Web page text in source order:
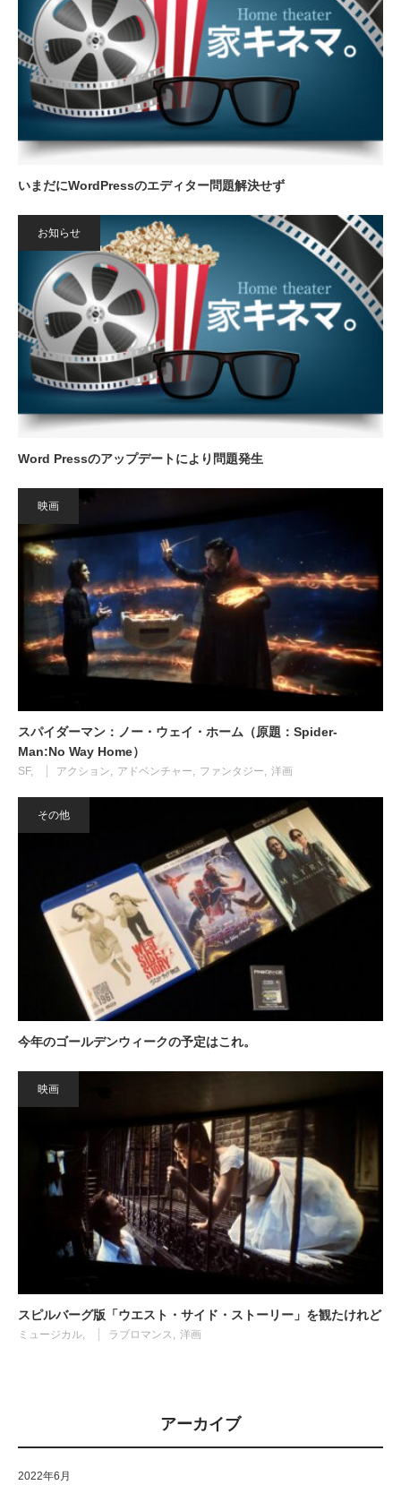
いまだにWordPressのエディター問題解決せず
お知らせ
Word Pressのアップデートにより問題発生
映画
スパイダーマン：ノー・ウェイ・ホーム（原題：Spider-
Man:No Way Home）
SF アクション アドベンチャー ファンタジー 洋画
その他
今年のゴールデンウィークの予定はこれ。
映画
スピルバーグ版「ウエスト・サイド・ストーリー」を観たけれど
ミュージカル ラブロマンス 洋画
アーカイブ
2022年6月